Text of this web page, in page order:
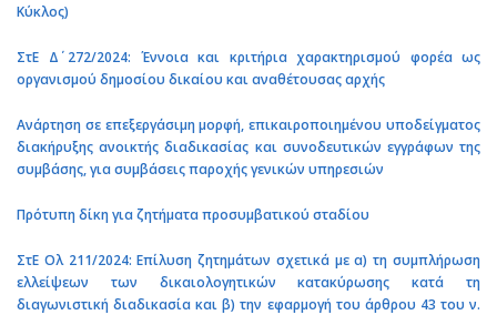
Κύκλος)
ΣτΕ Δ΄ 272/2024: Έννοια και κριτήρια χαρακτηρισμού φορέα ως
οργανισμού δημοσίου δικαίου και αναθέτουσας αρχής
Ανάρτηση σε επεξεργάσιμη μορφή, επικαιροποιημένου υποδείγματος
διακήρυξης ανοικτής διαδικασίας και συνοδευτικών εγγράφων της
συμβάσης, για συμβάσεις παροχής γενικών υπηρεσιών
Πρότυπη δίκη για ζητήματα προσυμβατικού σταδίου
ΣτΕ Ολ 211/2024: Επίλυση ζητημάτων σχετικά με α) τη συμπλήρωση
ελλείψεων των δικαιολογητικών κατακύρωσης κατά τη
διαγωνιστική διαδικασία και β) την εφαρμογή του άρθρου 43 του ν.